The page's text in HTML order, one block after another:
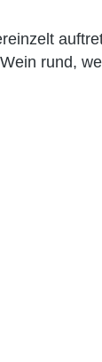
rund,